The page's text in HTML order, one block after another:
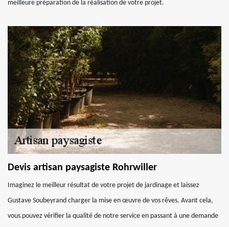
meilleure préparation de la réalisation de votre projet.
Devis artisan paysagiste Rohrwiller
Imaginez le meilleur résultat de votre projet de jardinage et laissez
Gustave Soubeyrand charger la mise en œuvre de vos rêves. Avant cela,
vous pouvez vérifier la qualité de notre service en passant à une demande